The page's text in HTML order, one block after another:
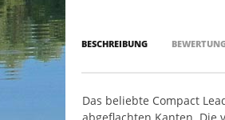
BESCHREIBUNG
Das beliebte Compact